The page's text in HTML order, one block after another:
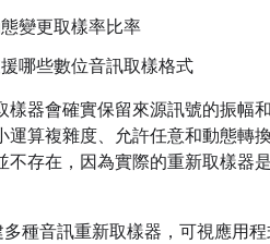
變更取樣率比率
哪些數位音訊取樣格式
樣器會確實保留來源訊號的振幅
運算複雜度、允許任意和動態轉
不存在，因為實際的重新取樣器
種音訊重新取樣器，可視應用